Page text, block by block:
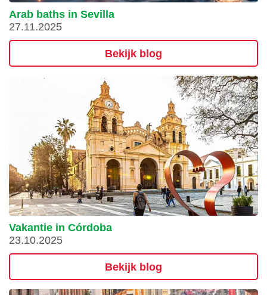
Arab baths in Sevilla
27.11.2025
Bekijk blog
Vakantie in Córdoba
23.10.2025
Bekijk blog